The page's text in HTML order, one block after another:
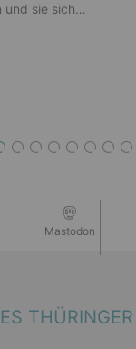
und sie sich…
1 2 3 4 5 6 7
Mastodon